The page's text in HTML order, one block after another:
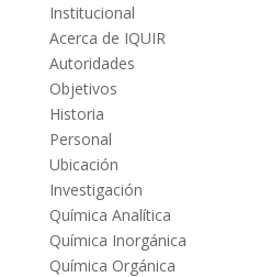
Institucional
Acerca de IQUIR
Autoridades
Objetivos
Historia
Personal
Ubicación
Investigación
Química Analítica
Química Inorgánica
Química Orgánica